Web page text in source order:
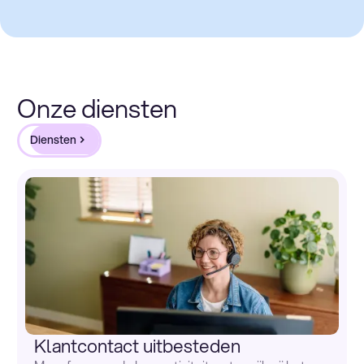
Onze diensten
Diensten
Klantcontact uitbesteden